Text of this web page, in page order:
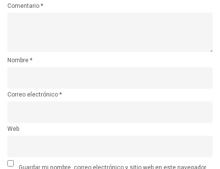
Comentario *
Nombre *
Correo electrónico *
Web
Guardar mi nombre, correo electrónico y sitio web en este navegador